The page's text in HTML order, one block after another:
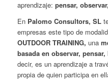
aprendizaje: pensar,
En Palomo Consultors, SL
empresas este tipo de
OUTDOOR TRAINING, una
basada en observar,
decir, es un aprendizaje a
propia de quien participa en